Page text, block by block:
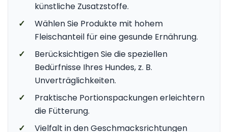
künstliche Zusatzstoffe.
✓
Wählen Sie Produkte mit hohem
Fleischanteil für eine gesunde Ernährung.
✓
Berücksichtigen Sie die speziellen
Bedürfnisse Ihres Hundes, z. B.
Unverträglichkeiten.
✓
Praktische Portionspackungen erleichtern
die Fütterung.
✓
Vielfalt in den Geschmacksrichtungen